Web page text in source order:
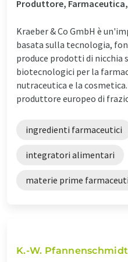
Produttore, Farmaceutica,
Kraeber & Co GmbH è
basata sulla tecnologia,
produce prodotti di nicchia
biotecnologici per la
nutraceutica e la
produttore europeo di
ingredienti farmaceutici
integratori alimentari
materie prime
K.-W.